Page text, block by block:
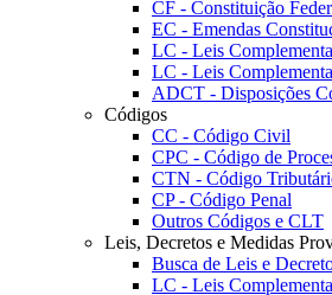
CF - Constituição
EC - Emendas
LC - Leis
LC - Leis
ADCT - Disposições
Códigos
CC - Código Civil
CPC - Código de
CTN - Código
CP - Código Penal
Outros Códigos e CLT
Leis, Decretos e Medidas
Busca de Leis e
LC - Leis